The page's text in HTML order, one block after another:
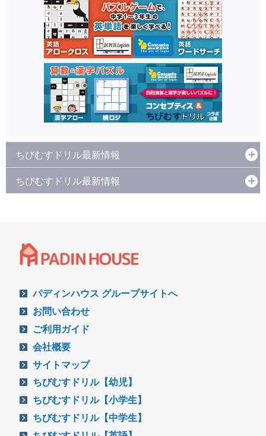
ちびむすドリル最新情報
ちびむすドリル最新情報
パディンハウス グループサイトへ
お問い合わせ
ご利用ガイド
会社概要
サイトマップ
ちびむすドリル【幼児】
ちびむすドリル【小学生】
ちびむすドリル【中学生】